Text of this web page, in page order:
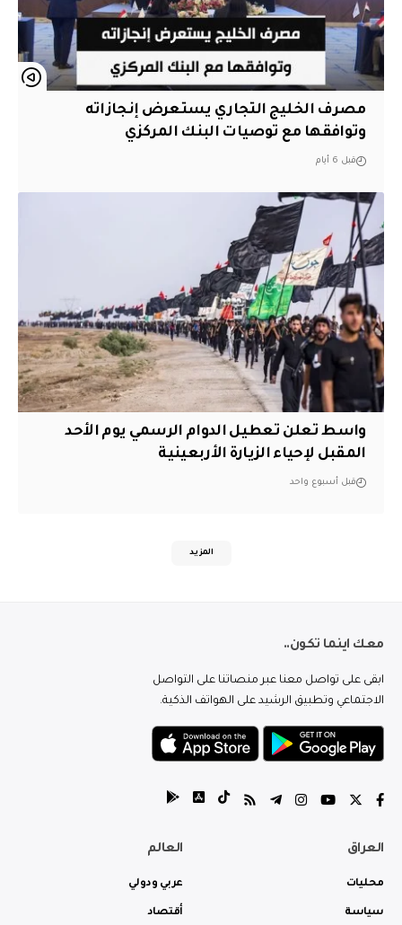
مصرف الخليج التجاري يستعرض إنجازاته
وتوافقها مع توصيات البنك المركزي
قبل 6 أيام
واسط تعلن تعطيل الدوام الرسمي يوم الأحد
المقبل لإحياء الزيارة الأربعينية
قبل أسبوع واحد
المزيد
معك اينما تكون..
ابقى على تواصل معنا عبر منصاتنا على التواصل
الاجتماعي وتطبيق الرشيد على الهواتف الذكية.
العراق
محليات
سياسة
العالم
عربي ودولي
أقتصاد